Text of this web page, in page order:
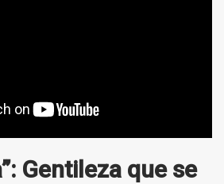
Gentileza que se